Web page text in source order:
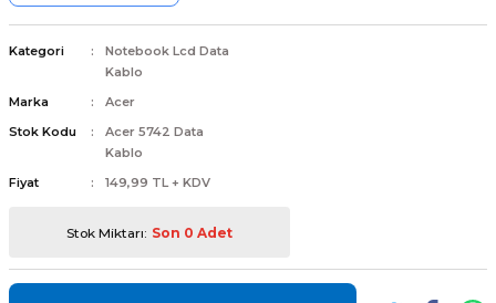
Kategori
Notebook Lcd Data
Kablo
Marka
Acer
Stok Kodu
Acer 5742 Data
Kablo
Fiyat
149,99 TL + KDV
Stok Miktarı: Son 0 Adet